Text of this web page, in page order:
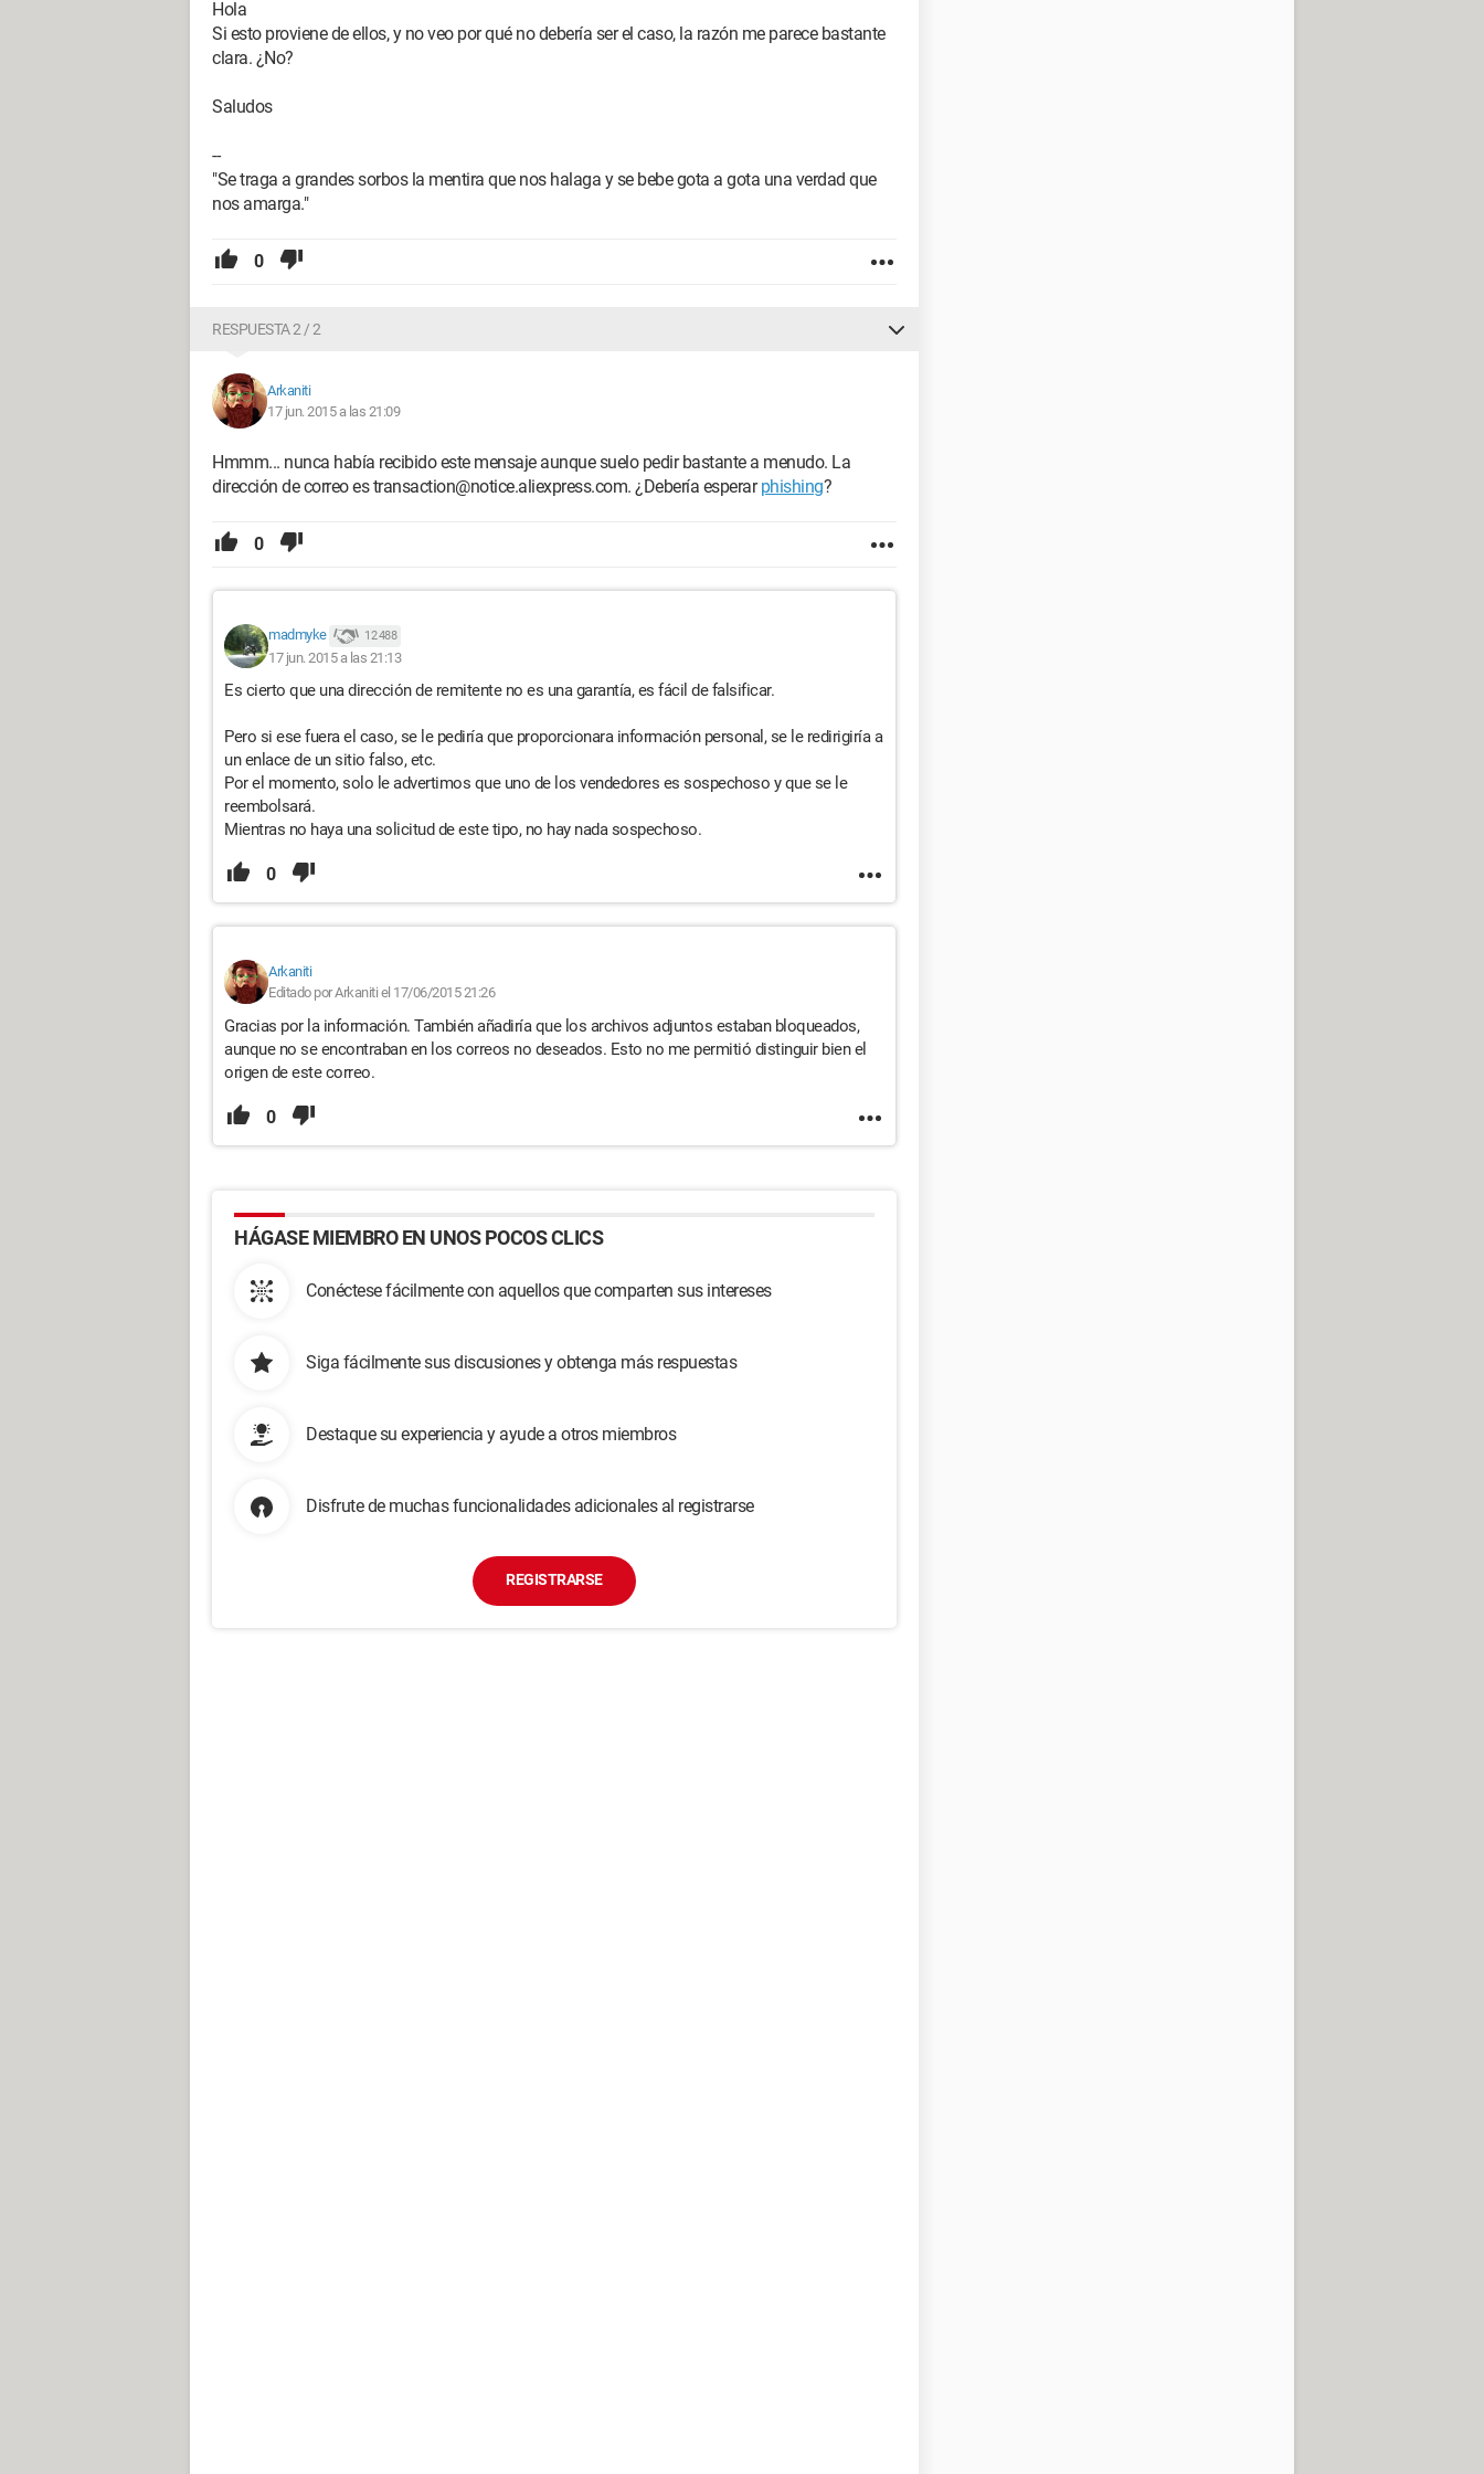
¿Sabe usted lo que significa realmente esto?
Gracias de antemano.
Hola
Si esto proviene de ellos, y no veo por qué no debería ser el caso, la razón me parece bastante
clara. ¿No?
Saludos
--
"Se traga a grandes sorbos la mentira que nos halaga y se bebe gota a gota una verdad que
nos amarga."
0
RESPUESTA 2 / 2
Arkaniti
17 jun. 2015 a las 21:09
Hmmm... nunca había recibido este mensaje aunque suelo pedir bastante a menudo. La
dirección de correo es transaction@notice.aliexpress.com. ¿Debería esperarphishing?
0
madmyke 12 488
17 jun. 2015 a las 21:13
Es cierto que una dirección de remitente no es una garantía, es fácil de falsificar.
Pero si ese fuera el caso, se le pediría que proporcionara información personal, se le redirigiría a
un enlace de un sitio falso, etc.
Por el momento, solo le advertimos que uno de los vendedores es sospechoso y que se le
reembolsará.
Mientras no haya una solicitud de este tipo, no hay nada sospechoso.
0
Arkaniti
Editado por Arkaniti el 17/06/2015 21:26
Gracias por la información. También añadiría que los archivos adjuntos estaban bloqueados,
aunque no se encontraban en los correos no deseados. Esto no me permitió distinguir bien el
origen de este correo.
0
HÁGASE MIEMBRO EN UNOS POCOS CLICS
Conéctese fácilmente con aquellos que comparten sus intereses
Siga fácilmente sus discusiones y obtenga más respuestas
Destaque su experiencia y ayude a otros miembros
Disfrute de muchas funcionalidades adicionales al registrarse
REGISTRARSE